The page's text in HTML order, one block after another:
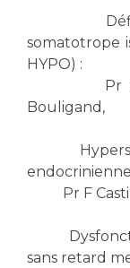
La
Les Comités
Le projet des
Qualité
Nos
Protection
Rôles et
Liste des
Documents
Déficits
somatotrope
HYPO) :
Pr R
Bouligand,
Pr F
sans retard